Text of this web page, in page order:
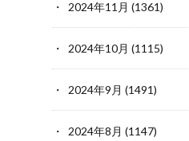
2024年11月 (1361)
2024年10月 (1115)
2024年9月 (1491)
2024年8月 (1147)